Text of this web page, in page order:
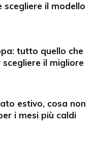
scegliere il modello
tutto quello che
il migliore
estivo, cosa non
i mesi più caldi